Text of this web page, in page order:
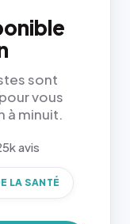
sont
vous
à minuit.
avis
LA SANTÉ